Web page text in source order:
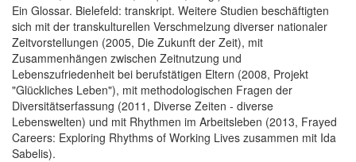
Ein Glossar. Bielefeld: transkript. Weitere Studien beschäftigten
sich mit der transkulturellen Verschmelzung diverser nationaler
Zeitvorstellungen (2005, Die Zukunft der Zeit), mit
Zusammenhängen zwischen Zeitnutzung und
Lebenszufriedenheit bei berufstätigen Eltern (2008, Projekt
"Glückliches Leben"), mit methodologischen Fragen der
Diversitätserfassung (2011, Diverse Zeiten - diverse
Lebenswelten) und mit Rhythmen im Arbeitsleben (2013, Frayed
Careers: Exploring Rhythms of Working Lives zusammen mit Ida
Sabelis).